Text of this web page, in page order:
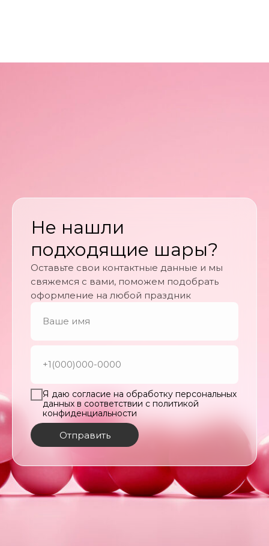
Не нашли
подходящие шары?
Оставьте свои контактные данные и мы
свяжемся с вами, поможем подобрать
оформление на любой праздник
Я даю согласие на обработку персональных
данных в соответствии с политикой
конфиденциальности
Отправить